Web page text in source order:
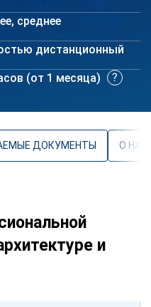
среднее
дистанционный
(от 1 месяца)
ДОКУМЕНТЫ О
и